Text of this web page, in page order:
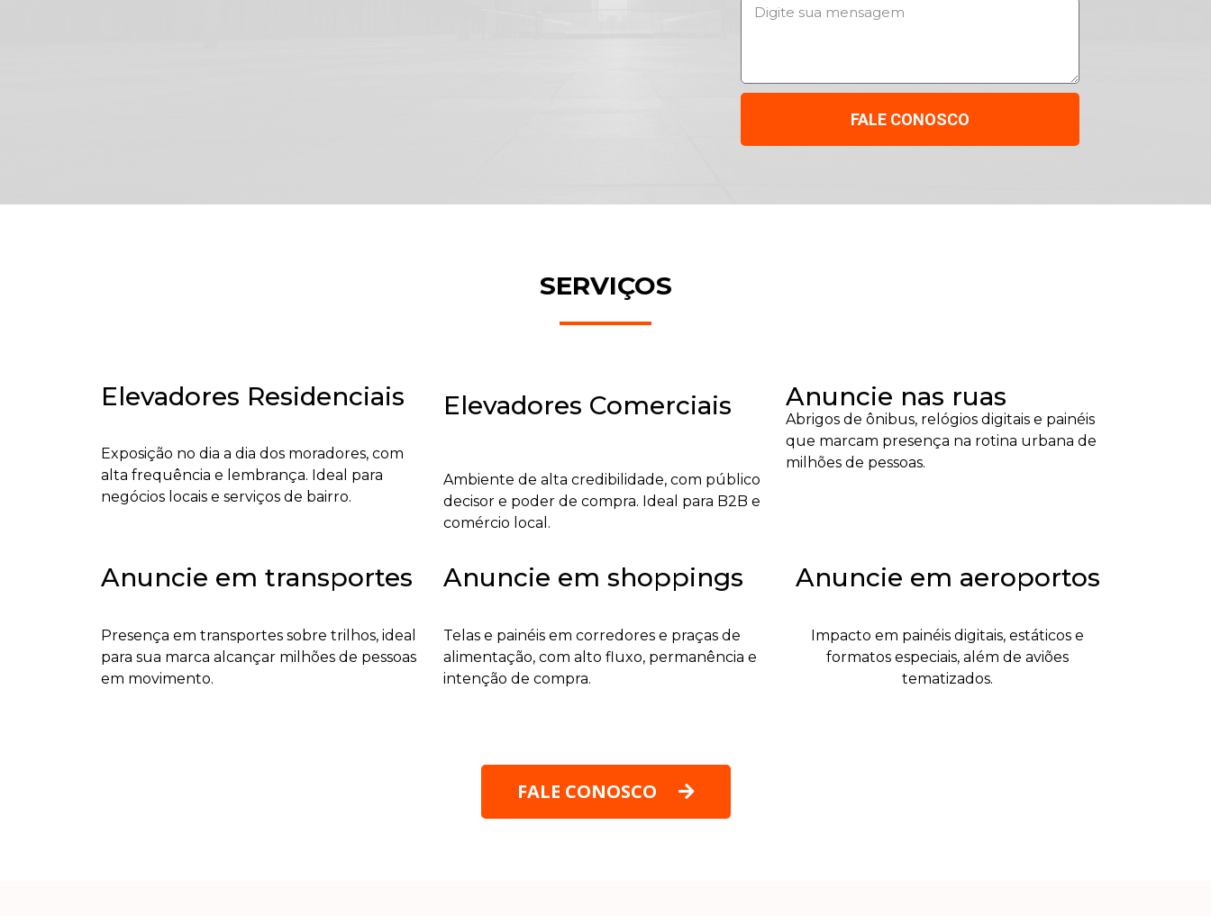
FALE CONOSCO
SERVIÇOS
Elevadores Residenciais
Exposição no dia a dia dos moradores, com
alta frequência e lembrança. Ideal para
negócios locais e serviços de bairro.
Elevadores Comerciais
Ambiente de alta credibilidade, com público
decisor e poder de compra. Ideal para B2B e
comércio local.
Anuncie nas ruas
Abrigos de ônibus, relógios digitais e painéis
que marcam presença na rotina urbana de
milhões de pessoas.
Anuncie em transportes
Presença em transportes sobre trilhos, ideal
para sua marca alcançar milhões de pessoas
em movimento.
Anuncie em shoppings
Telas e painéis em corredores e praças de
alimentação, com alto fluxo, permanência e
intenção de compra.
Anuncie em aeroportos
Impacto em painéis digitais, estáticos e
formatos especiais, além de aviões
tematizados.
FALE CONOSCO